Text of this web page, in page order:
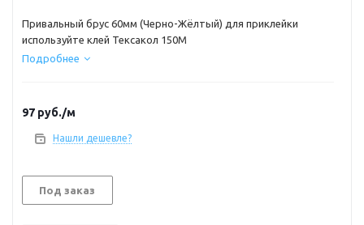
Привальный брус 60мм (Черно-Жёлтый) для приклейки
используйте клей Тексакол 150М
Подробнее
97 руб./м
Нашли дешевле?
Под заказ